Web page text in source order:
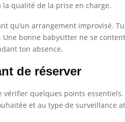
qualité de la prise en charge.
qu’un arrangement improvisé.
bonne babysitter ne se
ton absence.
de réserver
quelques points
et au type de